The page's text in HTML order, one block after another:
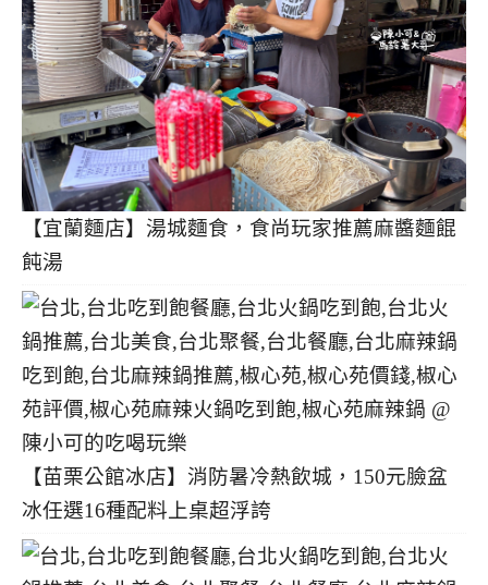
【宜蘭麵店】湯城麵食，食尚玩家推薦麻醬麵餛
飩湯
【苗栗公館冰店】消防暑冷熱飲城，150元臉盆
冰任選16種配料上桌超浮誇